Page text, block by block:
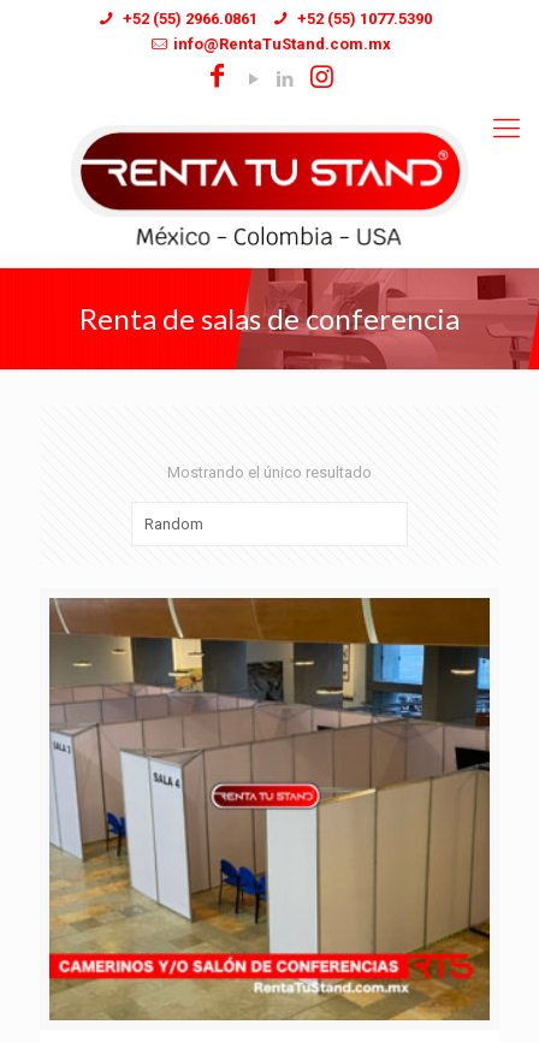
+52 (55) 2966.0861
+52 (55) 1077.5390
info@RentaTuStand.com.mx
Renta de salas de conferencia
Mostrando el único resultado